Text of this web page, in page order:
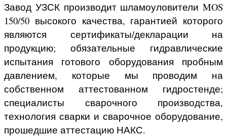
Завод УЗСК производит шламоуловители MOS
150/50 высокого качества, гарантией которого
являются сертификаты/декларации на
продукцию; обязательные гидравлические
испытания готового оборудования пробным
давлением, которые мы проводим на
собственном аттестованном гидростенде;
специалисты сварочного производства,
технология сварки и сварочное оборудование,
прошедшие аттестацию НАКС.